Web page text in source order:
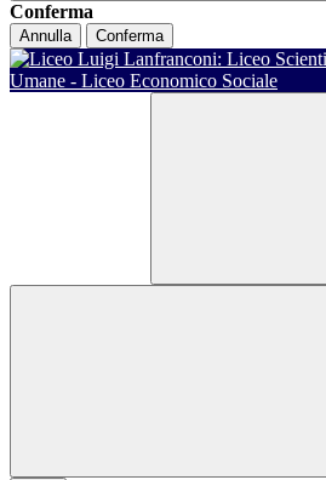
Conferma
Annulla Conferma